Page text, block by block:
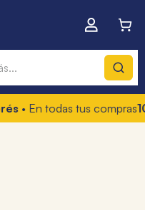
• En todas tus compras